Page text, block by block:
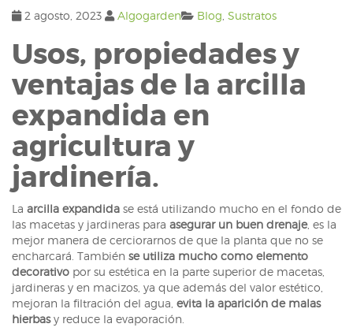
2 agosto, 2023 Algogarden Blog, Sustratos
Usos, propiedades y
ventajas de la arcilla
expandida en
agricultura y
jardinería.
La arcilla expandida se está utilizando mucho en el fondo de
las macetas y jardineras para asegurar un buen drenaje, es la
mejor manera de cerciorarnos de que la planta que no se
encharcará. También se utiliza mucho como elemento
decorativo por su estética en la parte superior de macetas,
jardineras y en macizos, ya que además del valor estético,
mejoran la filtración del agua, evita la aparición de malas
hierbasy reduce la evaporación.